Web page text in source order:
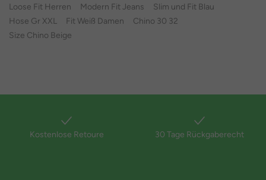
Loose Fit Herren
Modern Fit Jeans
Slim und Fit Blau
Hose Gr XXL
Fit Weiß Damen
Chino 30 32
Size Chino Beige
Kostenlose Retoure 30 Tage Rückgaberecht